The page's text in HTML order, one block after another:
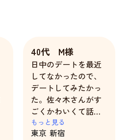
40代 M様
日中のデートを最近
してなかったので、
デートしてみたかっ
た。佐々木さんがす
ごくかわいくて話も
合いそうと思った。
最初からすごく親し
もっと見る
東京 新宿